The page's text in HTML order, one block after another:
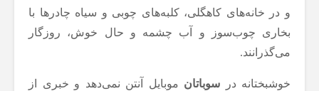
و در خانه‌های کاهگلی، کلبه‌های چوبی و سیاه چادرها با
بخاری چوب‌سوز و آب چشمه و حال خوش، روزگار
می‌گذرانند.
خوشبختانه در سوباتان موبایل آنتن نمی‌دهد و خبری از